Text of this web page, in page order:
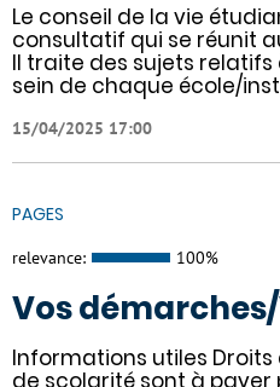
Le conseil de la vie
consultatif qui se réunit
Il traite des sujets
sein de chaque école/
15/04/2025 17:00
PAGES
relevance: 100%
Vos
Informations utiles Droits
de scolarité sont à